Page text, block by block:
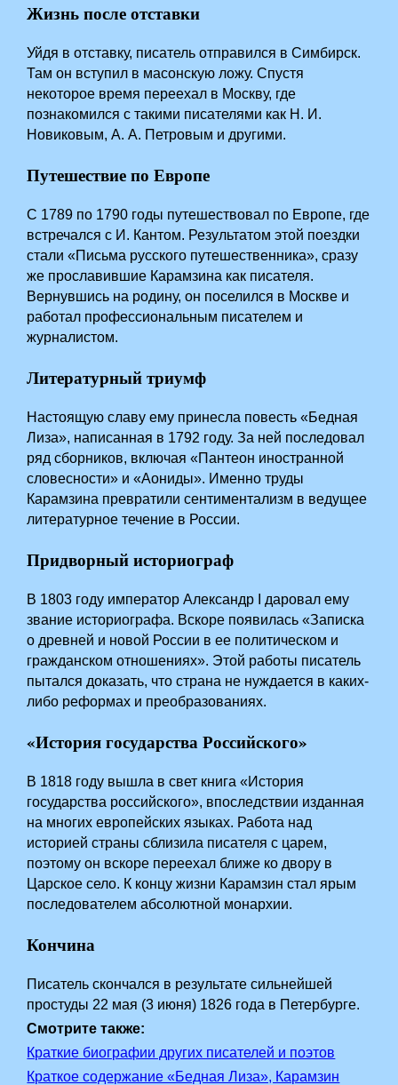
Жизнь после отставки
Уйдя в отставку, писатель отправился в Симбирск.
Там он вступил в масонскую ложу. Спустя
некоторое время переехал в Москву, где
познакомился с такими писателями как Н. И.
Новиковым, А. А. Петровым и другими.
Путешествие по Европе
С 1789 по 1790 годы путешествовал по Европе, где
встречался с И. Кантом. Результатом этой поездки
стали «Письма русского путешественника», сразу
же прославившие Карамзина как писателя.
Вернувшись на родину, он поселился в Москве и
работал профессиональным писателем и
журналистом.
Литературный триумф
Настоящую славу ему принесла повесть «Бедная
Лиза», написанная в 1792 году. За ней последовал
ряд сборников, включая «Пантеон иностранной
словесности» и «Аониды». Именно труды
Карамзина превратили сентиментализм в ведущее
литературное течение в России.
Придворный историограф
В 1803 году император Александр I даровал ему
звание историографа. Вскоре появилась «Записка
о древней и новой России в ее политическом и
гражданском отношениях». Этой работы писатель
пытался доказать, что страна не нуждается в каких-
либо реформах и преобразованиях.
«История государства Российского»
В 1818 году вышла в свет книга «История
государства российского», впоследствии изданная
на многих европейских языках. Работа над
историей страны сблизила писателя с царем,
поэтому он вскоре переехал ближе ко двору в
Царское село. К концу жизни Карамзин стал ярым
последователем абсолютной монархии.
Кончина
Писатель скончался в результате сильнейшей
простуды 22 мая (3 июня) 1826 года в Петербурге.
Смотрите также:
Краткие биографии других писателей и поэтов
Краткое содержание «Бедная Лиза», Карамзин